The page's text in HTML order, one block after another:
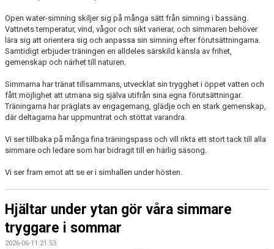
Open water-simning skiljer sig på många sätt från simning i bassäng.
Vattnets temperatur, vind, vågor och sikt varierar, och simmaren behöver
lära sig att orientera sig och anpassa sin simning efter förutsättningarna.
Samtidigt erbjuder träningen en alldeles särskild känsla av frihet,
gemenskap och närhet till naturen.
Simmarna har tränat tillsammans, utvecklat sin trygghet i öppet vatten och
fått möjlighet att utmana sig själva utifrån sina egna förutsättningar.
Träningarna har präglats av engagemang, glädje och en stark gemenskap,
där deltagarna har uppmuntrat och stöttat varandra.
Vi ser tillbaka på många fina träningspass och vill rikta ett stort tack till alla
simmare och ledare som har bidragit till en härlig säsong.
Vi ser fram emot att se er i simhallen under hösten.
Hjältar under ytan gör våra simmare
tryggare i sommar
2026-06-11 21:53